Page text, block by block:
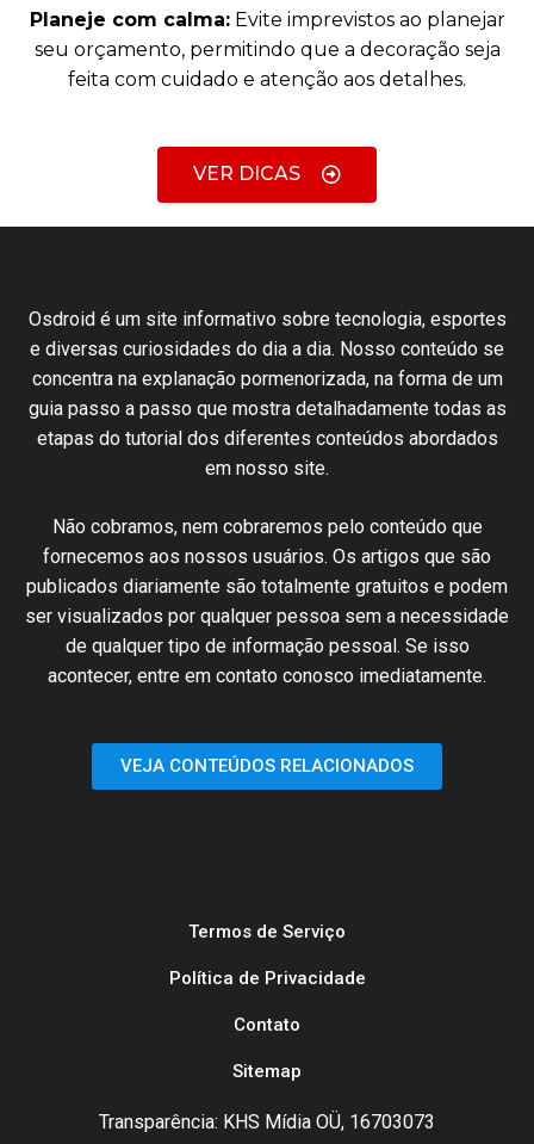
Planeje com calma:Evite imprevistos ao planejar
seu orçamento, permitindo que a decoração seja
feita com cuidado e atenção aos detalhes.
VER DICAS
Osdroid é um siteinformativo sobre tecnologia, esportes
e diversas curiosidades do dia a dia. Nosso conteúdo se
concentrana explanação pormenorizada, na forma de um
guia passo a passoque mostra detalhadamentetodas as
etapas do tutorial dos diferentes conteúdos abordados
em nosso site.
Não cobramos, nem cobraremos pelo conteúdoque
fornecemos aos nossos usuários. Os artigos que são
publicados diariamente são totalmente gratuitos e podem
ser visualizados por qualquer pessoa sem a necessidade
de qualquertipo de informaçãopessoal. Seisso
acontecer, entre em contato conosco imediatamente.
VEJA CONTEÚDOS RELACIONADOS
Termos de Serviço
Política de Privacidade
Contato
Sitemap
Transparência: KHS Mídia OÜ, 16703073